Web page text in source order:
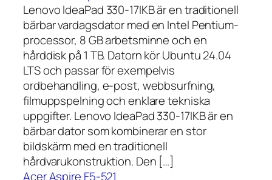
Lenovo IdeaPad 330-17IKB är en traditionell
bärbar vardagsdator med en Intel Pentium-
processor, 8 GB arbetsminne och en
hårddisk på 1 TB. Datorn kör Ubuntu 24.04
LTS och passar för exempelvis
ordbehandling, e-post, webbsurfning,
filmuppspelning och enklare tekniska
uppgifter. Lenovo IdeaPad 330-17IKB är en
bärbar dator som kombinerar en stor
bildskärm med en traditionell
hårdvarukonstruktion. Den […]
Acer Aspire F5-521